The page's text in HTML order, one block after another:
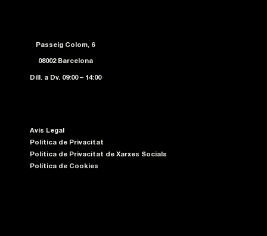
Passeig Colom, 6
08002 Barcelona
Dill. a Dv. 09:00 – 14:00
Avís Legal
Política de Privacitat
Política de Privacitat de Xarxes Socials
Política de Cookies